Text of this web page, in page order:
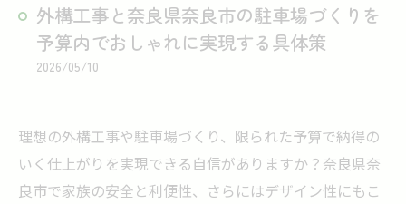
外構工事と奈良県奈良市の駐車場づくりを
予算内でおしゃれに実現する具体策
2026/05/10
理想の外構工事や駐車場づくり、限られた予算で納得の
いく仕上がりを実現できる自信がありますか？奈良県奈
良市で家族の安全と利便性、さらにはデザイン性にもこ